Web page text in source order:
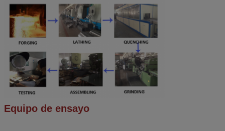
Equipo de ensayo